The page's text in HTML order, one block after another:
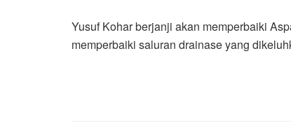
Yusuf Kohar berjanji akan memperbaiki
memperbaiki saluran drainase yang